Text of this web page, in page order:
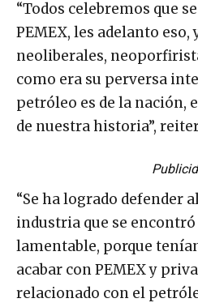
“Todos celebremos que
PEMEX, les adelanto
neoliberales,
como era su perversa
petróleo es de la nación,
de nuestra historia”,
“Se ha logrado defender
industria que se
lamentable, porque
acabar con PEMEX y
relacionado con el